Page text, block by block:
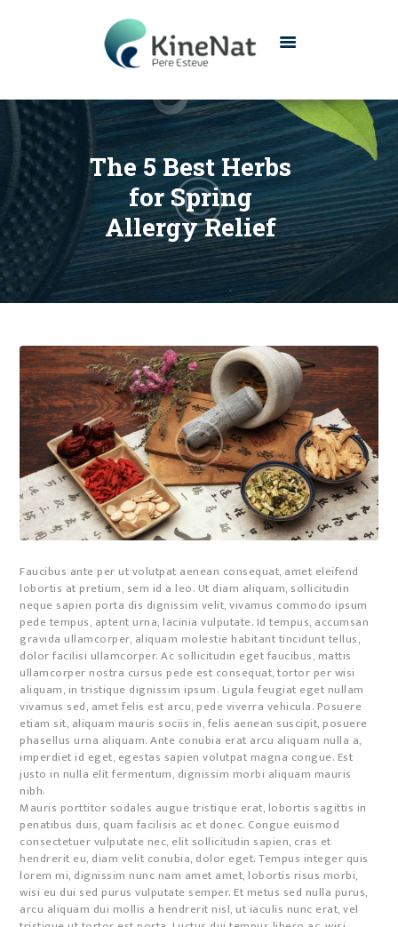
The 5 Best Herbs
for Spring
Allergy Relief
INICIO
CONÓCENOS
SERVICIOS
CONTACTO
Faucibus ante per ut volutpat aenean consequat, amet eleifend
lobortis at pretium, sem id a leo. Ut diam aliquam, sollicitudin
neque sapien porta dis dignissim velit, vivamus commodo ipsum
pede tempus, aptent urna, lacinia vulputate. Id tempus, accumsan
gravida ullamcorper, aliquam molestie habitant tincidunt tellus,
dolor facilisi ullamcorper. Ac sollicitudin eget faucibus, mattis
ullamcorper nostra cursus pede est consequat, tortor per wisi
aliquam, in tristique dignissim ipsum. Ligula feugiat eget nullam
vivamus sed, amet felis est arcu, pede viverra vehicula. Posuere
etiam sit, aliquam mauris sociis in, felis aenean suscipit, posuere
phasellus urna aliquam. Ante conubia erat arcu aliquam nulla a,
imperdiet id eget, egestas sapien volutpat magna congue. Est
justo in nulla elit fermentum, dignissim morbi aliquam mauris
nibh.
Mauris porttitor sodales augue tristique erat, lobortis sagittis in
penatibus duis, quam facilisis ac et donec. Congue euismod
consectetuer vulputate nec, elit sollicitudin sapien, cras et
hendrerit eu, diam velit conubia, dolor eget. Tempus integer quis
lorem mi, dignissim nunc nam amet amet, lobortis risus morbi,
wisi eu dui sed purus vulputate semper. Et metus sed nulla purus,
arcu aliquam dui mollis a hendrerit nisl, ut iaculis nunc erat, vel